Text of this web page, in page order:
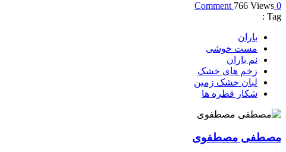
0 Comment
766 Views
Tag :
باران
مست خوشی
نم باران
زخم های خشک
لبان خشک زمین
شکار قطره ها
مصطفی مصطفوی